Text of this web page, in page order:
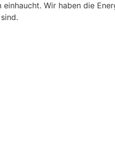
Wir haben die